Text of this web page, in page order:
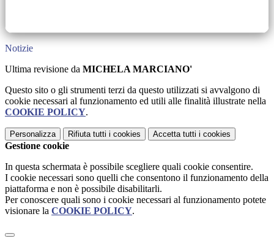
Notizie
Ultima revisione da MICHELA MARCIANO'
Questo sito o gli strumenti terzi da questo utilizzati si avvalgono di
cookie necessari al funzionamento ed utili alle finalità illustrate nella
COOKIE POLICY.
Personalizza Rifiuta tutti i cookies Accetta tutti i cookies
Gestione cookie
In questa schermata è possibile scegliere quali cookie consentire.
I cookie necessari sono quelli che consentono il funzionamento della
piattaforma e non è possibile disabilitarli.
Per conoscere quali sono i cookie necessari al funzionamento potete
visionare la COOKIE POLICY.